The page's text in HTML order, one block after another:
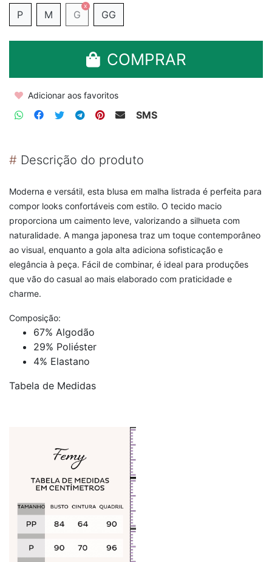
P M G GG
COMPRAR
Adicionar aos favoritos
SMS
# Descrição do produto
Moderna e versátil, esta blusa em malha listrada é perfeita para
compor looks confortáveis com estilo. O tecido macio
proporciona um caimento leve, valorizando a silhueta com
naturalidade. A manga japonesa traz um toque contemporâneo
ao visual, enquanto a gola alta adiciona sofisticação e
elegância à peça. Fácil de combinar, é ideal para produções
que vão do casual ao mais elaborado com praticidade e
charme.
Composição:
67% Algodão
29% Poliéster
4% Elastano
Tabela de Medidas